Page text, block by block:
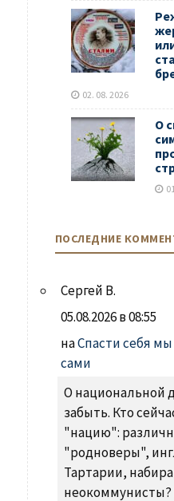
02. 08. 2026
О
ПОСЛЕДНИЕ
Сергей В.
05.08.2026 в 08:55
наСпасти себя
сами
О национальной
забыть. Кто
"нацию":
"родноверы",
Тартарии,
неокоммунисты?